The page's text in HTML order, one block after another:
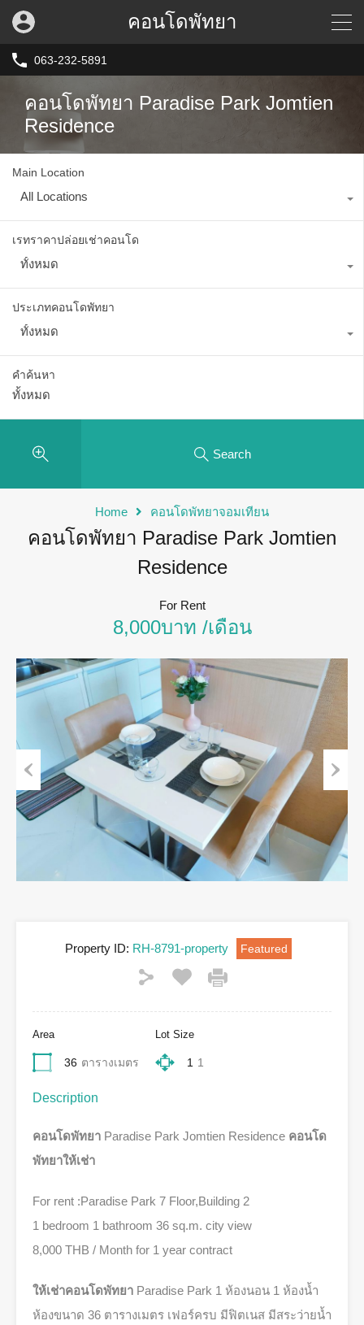
คอนโดพัทยา
063-232-5891
คอนโดพัทยา Paradise Park Jomtien
Residence
Main Location
All Locations
เรทราคาปล่อยเช่าคอนโด
ทั้งหมด
ประเภทคอนโดพัทยา
ทั้งหมด
คำค้นหา
Search
Home คอนโดพัทยาจอมเทียน
คอนโดพัทยา Paradise Park Jomtien
Residence
For Rent
8,000บาท /เดือน
Previous
Property ID: RH-8791-property Featured
Area
36 ตารางเมตร
Lot Size
1 1
Description
คอนโดพัทยา Paradise Park Jomtien Residence คอนโด
พัทยาให้เช่า
For rent :Paradise Park 7 Floor,Building 2
1 bedroom 1 bathroom 36 sq.m. city view
8,000 THB / Month for 1 year contract
ให้เช่าคอนโดพัทยา Paradise Park 1 ห้องนอน 1 ห้องน้ำ
ห้องขนาด 36 ตารางเมตร เฟอร์ครบ มีฟิตเนส มีสระว่ายน้ำ